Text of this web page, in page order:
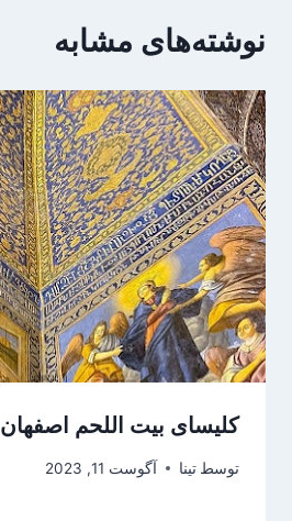
نوشته‌های مشابه
کلیسای بیت اللحم اصفهان
توسط تینا آگوست 11, 2023